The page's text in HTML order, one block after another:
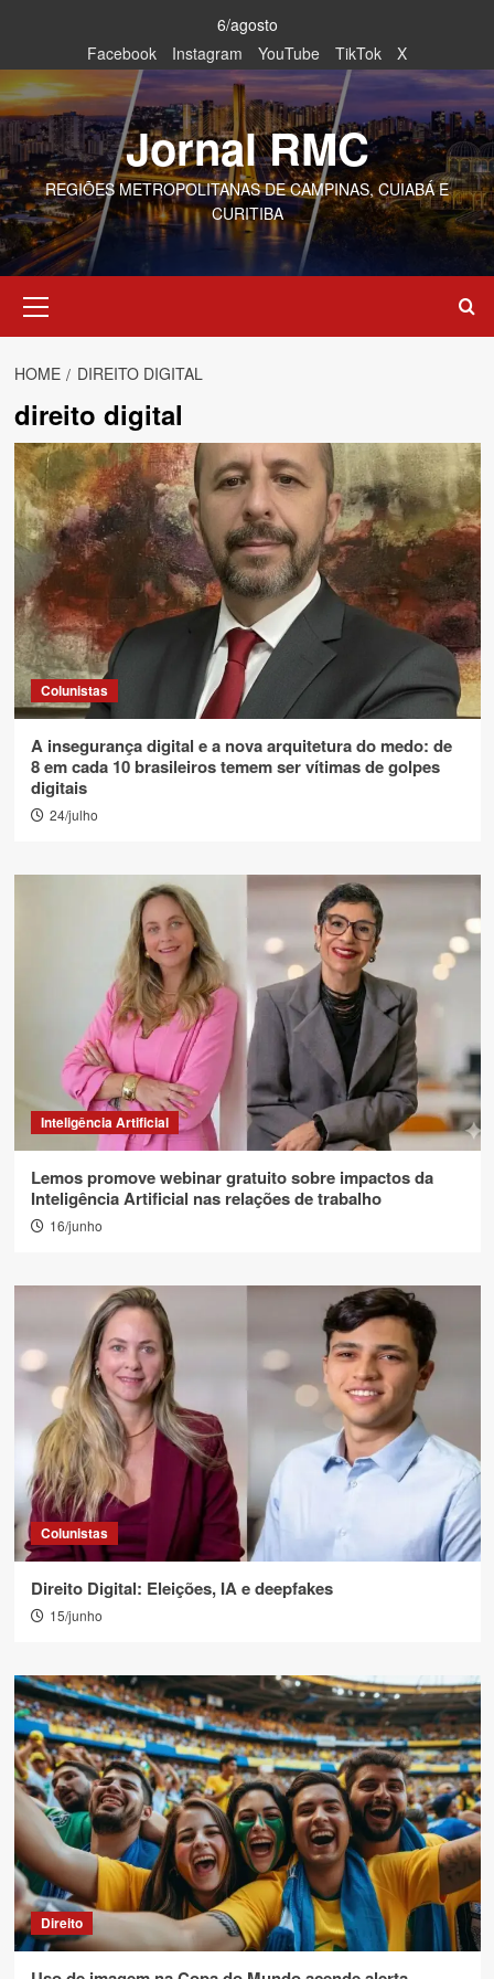
content
6/agosto
Facebook
Instagram YouTube TikTok X
Jornal RMC
REGIÕES METROPOLITANAS DE CAMPINAS, CUIABÁ E
CURITIBA
Menu
HOME DIREITO DIGITAL
direito digital
Colunistas
A insegurança digital e a nova arquitetura do medo: de
8 em cada 10 brasileiros temem ser vítimas de golpes
digitais
24/julho
Inteligência Artificial
Lemos promove webinar gratuito sobre impactos da
Inteligência Artificial nas relações de trabalho
16/junho
Colunistas
Direito Digital: Eleições, IA e deepfakes
15/junho
Direito